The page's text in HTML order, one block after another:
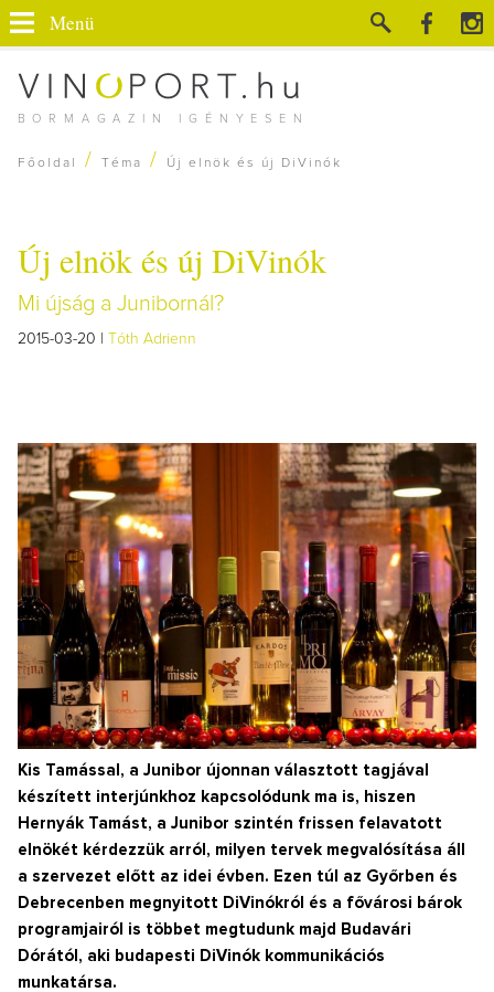
BORMAGAZIN IGÉNYESEN
Menü
Főoldal / Téma / Új elnök és új DiVinók
Új elnök és új DiVinók
Mi újság a Junibornál?
2015-03-20 | Tóth Adrienn
Kis Tamással, a Junibor újonnan választott tagjával
készített interjúnkhoz kapcsolódunk ma is, hiszen
Hernyák Tamást, a Junibor szintén frissen felavatott
elnökét kérdezzük arról, milyen tervek megvalósítása áll
a szervezet előtt az idei évben. Ezen túl az Győrben és
Debrecenben megnyitott DiVinókról és a fővárosi bárok
programjairól is többet megtudunk majd Budavári
Dórától, aki budapesti DiVinók kommunikációs
munkatársa.